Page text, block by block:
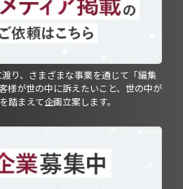
り、さまざまな事業を通じて「編集
様が世の中に訴えたいこと、世の中が
踏まえて企画立案します。